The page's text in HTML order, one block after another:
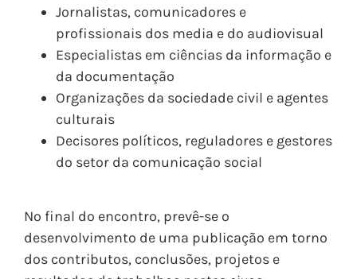
Jornalistas, comunicadores e
profissionais dos media e do audiovisual
Especialistas em ciências da informação e
da documentação
Organizações da sociedade civil e agentes
culturais
Decisores políticos, reguladores e gestores
do setor da comunicação social
No final do encontro, prevê-se o
desenvolvimento de uma publicação em torno
dos contributos, conclusões, projetos e